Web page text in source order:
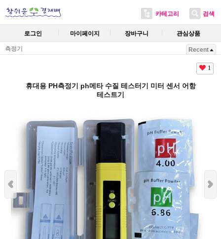
카테고리 검색
로그인 마이페이지 장바구니 관심상품
측정기 Recent
1
휴대용 PH측정기 ph메타 수질 테스터기 미터 센서 어항
테스트기